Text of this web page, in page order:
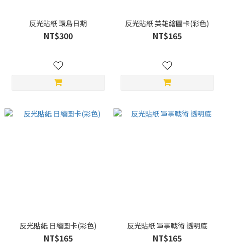
反光貼紙 環島日期
NT$300
反光貼紙 英雄繪圖卡(彩色)
NT$165
反光貼紙 日繪圖卡(彩色)
NT$165
反光貼紙 軍事戰術 透明底
NT$165